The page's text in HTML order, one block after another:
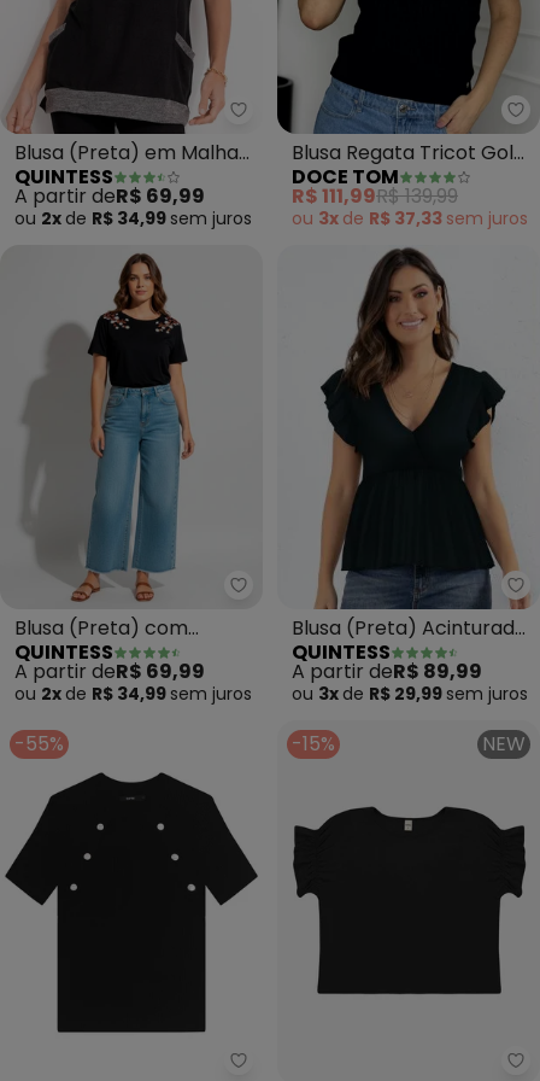
Quintess - Blusa (Preta) em
Blusa (Preta) em Malha
Tricô
QUINTESS
A partir deR$ 69,99
ou 2x de R$ 34,99 sem juros
Blusa Regata Tricot Gola
Alta (Preto)
DOCE TOM
R$ 111,99R$ 139,99
ou 3x de R$ 37,33 sem juros
Quintess - Blusa (Preta) com
Blusa (Preta) com
Bordado em Ramos
QUINTESS
A partir deR$ 69,99
ou 2x de R$ 34,99 sem juros
Blusa (Preta) Acinturada
com Babados
QUINTESS
A partir deR$ 89,99
ou 3x de R$ 29,99 sem juros
-55%
Enfim - Blusa Justa em Tricot
-15% NEW